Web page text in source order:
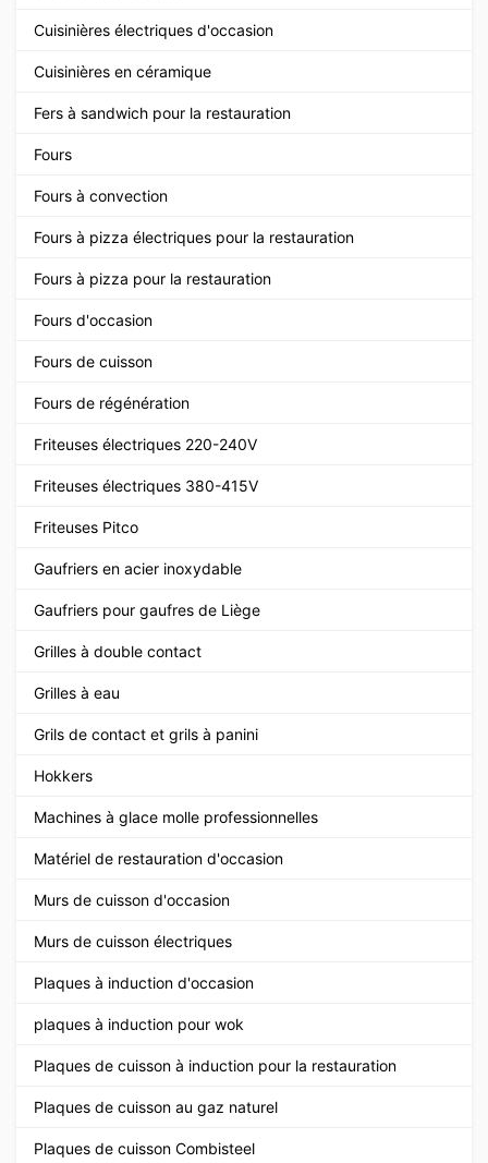
Cuisinières électriques d'occasion
Cuisinières en céramique
Fers à sandwich pour la restauration
Fours
Fours à convection
Fours à pizza électriques pour la restauration
Fours à pizza pour la restauration
Fours d'occasion
Fours de cuisson
Fours de régénération
Friteuses électriques 220-240V
Friteuses électriques 380-415V
Friteuses Pitco
Gaufriers en acier inoxydable
Gaufriers pour gaufres de Liège
Grilles à double contact
Grilles à eau
Grils de contact et grils à panini
Hokkers
Machines à glace molle professionnelles
Matériel de restauration d'occasion
Murs de cuisson d'occasion
Murs de cuisson électriques
Plaques à induction d'occasion
plaques à induction pour wok
Plaques de cuisson à induction pour la restauration
Plaques de cuisson au gaz naturel
Plaques de cuisson Combisteel